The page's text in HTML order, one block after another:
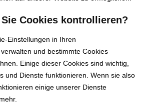
Cookies kontrollieren?
Einstellungen in Ihren
und bestimmte Cookies
Einige dieser Cookies sind wichtig,
und Dienste funktionieren. Wenn sie also
einige unserer Dienste